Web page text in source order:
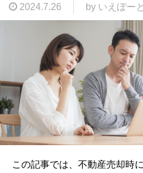
2024.7.26 by いえぽー
この記事では、不動産売却時